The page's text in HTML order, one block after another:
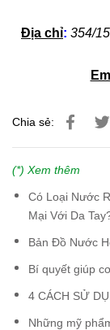
Địa chỉ: 354/
Chia sẻ:
(*) Xem thêm
Có Loại Nước
Mại Với Da
Bản Đồ Nước
Bí quyết giúp
4 CÁCH SỬ
Những mỹ